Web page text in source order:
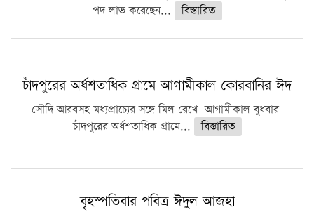
পদ লাভ করেছেন...
বিস্তারিত
চাঁদপুরের অর্ধশতাধিক গ্রামে আগামীকাল কোরবানির ঈদ
সৌদি আরবসহ মধ্যপ্রাচ্যের সঙ্গে মিল রেখে আগামীকাল বুধবার
চাঁদপুরের অর্ধশতাধিক গ্রামে...
বিস্তারিত
বৃহস্পতিবার পবিত্র ঈদুল আজহা